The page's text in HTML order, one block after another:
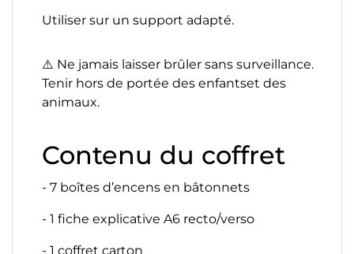
Utiliser sur un support adapté.
⚠️ Ne jamais laisser brûler sans surveillance.
Tenir hors de portée des enfantset des
animaux.
Contenu du coffret
- 7 boîtes d’encens en bâtonnets
- 1 fiche explicative A6 recto/verso
- 1 coffret carton